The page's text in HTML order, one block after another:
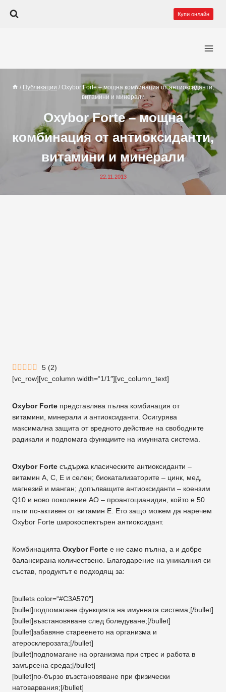
съдържанието
Купи онлайн
/ Публикации / Oxybor Forte – мощна комбинация от антиоксиданти,
витамини и минерали
Oxybor Forte – мощна
комбинация от антиоксиданти,
витамини и минерали
22.11.2013
5 (2)
[vc_row][vc_column width=“1/1″][vc_column_text]
Oxybor Forte представлява пълна комбинация от
витамини, минерали и антиоксиданти. Осигурява
максимална защита от вредното действие на свободните
радикали и подпомага функциите на имунната система.
Oxybor Forte съдържа класическите антиоксиданти –
витамин А, C, E и селен; биокатализаторите – цинк, мед,
магнезий и манган; допълващите антиоксиданти – коензим
Q10 и ново поколение АО – проантоцианидин, който е 50
пъти по-активен от витамин Е. Ето защо можем да наречем
Oxybor Forte широкоспектърен антиоксидант.
Комбинацията Oxybor Forte е не само пълна, а и добре
балансирана количествено. Благодарение на уникалния си
състав, продуктът е подходящ за:
[bullets color=“#C3A570″]
[bullet]подпомагане функцията на имунната система;[/bullet]
[bullet]възстановяване след боледуване;[/bullet]
[bullet]забавяне стареенето на организма и
атеросклерозата;[/bullet]
[bullet]подпомагане на организма при стрес и работа в
замърсена среда;[/bullet]
[bullet]по-бързо възстановяване при физически
натоварвания;[/bullet]